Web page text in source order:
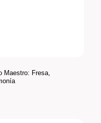
Maestro: Fresa,